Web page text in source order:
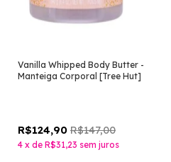
Vanilla Whipped Body Butter -
Manteiga Corporal [Tree Hut]
R$124,90 R$147,00
4 x de R$31,23 sem juros